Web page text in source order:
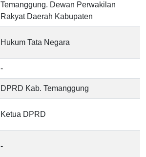
Temanggung. Dewan Perwakilan
Rakyat Daerah Kabupaten
Hukum Tata Negara
-
DPRD Kab. Temanggung
Ketua DPRD
-